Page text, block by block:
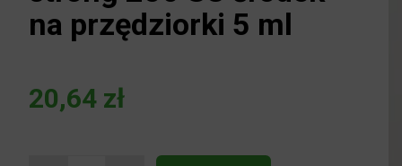
na przędziorki 5 ml
20,64 zł